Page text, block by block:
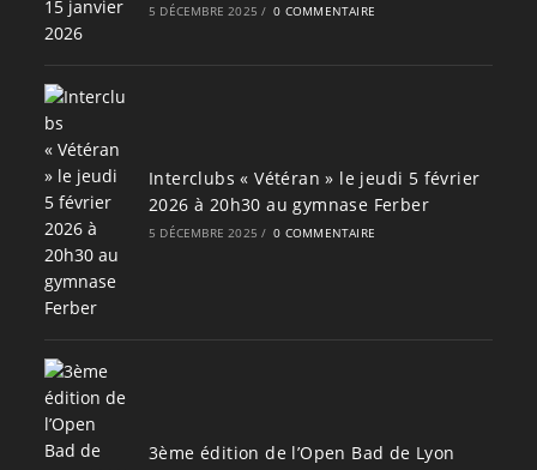
5 DÉCEMBRE 2025 / 0 COMMENTAIRE
Interclubs « Vétéran » le jeudi 5 février
2026 à 20h30 au gymnase Ferber
5 DÉCEMBRE 2025 / 0 COMMENTAIRE
3ème édition de l’Open Bad de Lyon